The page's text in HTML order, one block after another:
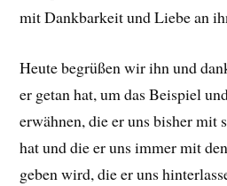
mit Dankbarkeit und Liebe an
Heute begrüßen wir ihn und
er getan hat, um das Beispiel
erwähnen, die er uns bisher mit
hat und die er uns immer mit
geben wird, die er uns